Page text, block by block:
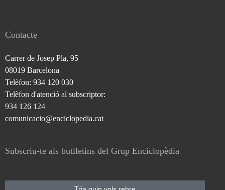
Contacte
Carrer de Josep Pla, 95
08019 Barcelona
Telèfon: 934 120 030
Telèfon d'atenció al subscriptor:
934 126 124
comunicacio@enciclopedia.cat
Subscriu-te als butlletins del Grup Enciclopèdia